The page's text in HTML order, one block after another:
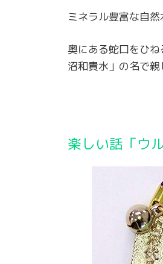
ミネラル豊富な自
奥にある蛇口をひ
沼和貴水」の名で親
楽しい話「ウ